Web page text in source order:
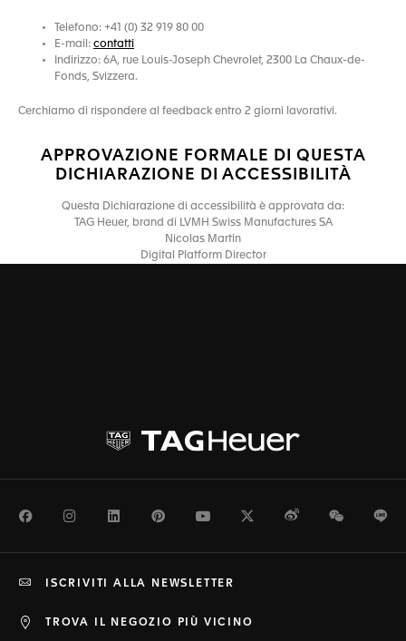
Telefono: +41 (0) 32 919 80 00
E-mail: contatti
Indirizzo: 6A, rue Louis-Joseph Chevrolet, 2300 La Chaux-de-
Fonds, Svizzera.
Cerchiamo di rispondere al feedback entro 2 giorni lavorativi.
APPROVAZIONE FORMALE DI QUESTA
DICHIARAZIONE DI ACCESSIBILITÀ
Questa Dichiarazione di accessibilità è approvata da:
TAG Heuer, brand di LVMH Swiss Manufactures SA
Nicolas Martin
Digital Platform Director
FacebookInstagramLinkedInPinterestYoutubeTwitterWeiboWeChat
TROVA IL NEGOZIO PIÙ VICINO
ISCRIVITI ALLA NEWSLETTER